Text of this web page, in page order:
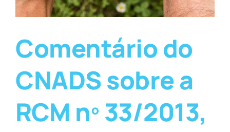
Comentário do
CNADS sobre a
RCM nº 33/2013,